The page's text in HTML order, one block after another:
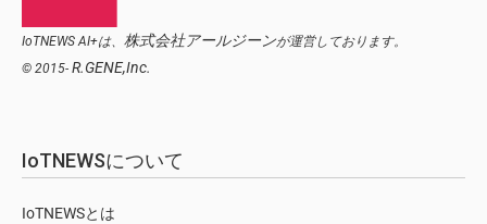
IoTNEWS AI+は、 株式会社アールジーンが運営しております。
© 2015- R.GENE,Inc.
IoTNEWSについて
IoTNEWSとは